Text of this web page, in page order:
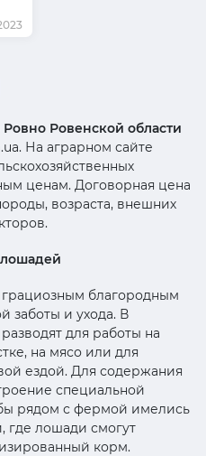
Ровенской области
На аграрном сайте
ценам. Договорная цена
возраста, внешних
благородным
заботы и ухода. В
для работы на
на мясо или для
ездой. Для содержания
специальной
рядом с фермой имелись
где лошади смогут
корм.